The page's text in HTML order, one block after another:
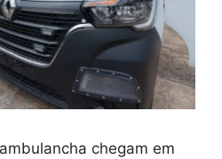
chegam em